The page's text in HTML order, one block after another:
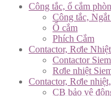
Công tắc, ổ cắm
Công tắc,
Ổ cắm
Phích Cắm
Contactor, Rơle
Contactor
Rơle nhiệt
Contactor, Rơle
CB bảo vệ